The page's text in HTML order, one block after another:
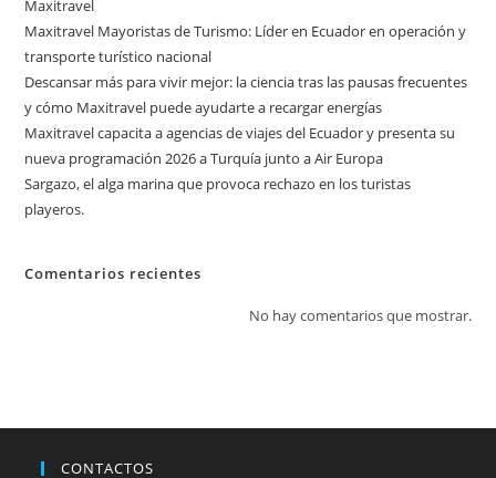
Maxitravel
Maxitravel Mayoristas de Turismo: Líder en Ecuador en operación y
transporte turístico nacional
Descansar más para vivir mejor: la ciencia tras las pausas frecuentes
y cómo Maxitravel puede ayudarte a recargar energías
Maxitravel capacita a agencias de viajes del Ecuador y presenta su
nueva programación 2026 a Turquía junto a Air Europa
Sargazo, el alga marina que provoca rechazo en los turistas
playeros.
Comentarios recientes
No hay comentarios que mostrar.
CONTACTOS